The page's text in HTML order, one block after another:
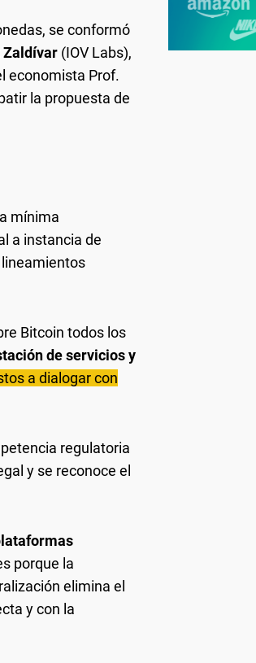
se conformó
Zaldívar (IOV Labs),
economista Prof.
la propuesta de
mínima
a instancia de
Bitcoin todos los
de servicios y
a dialogar con
regulatoria
y se reconoce el
porque la
elimina el
y con la